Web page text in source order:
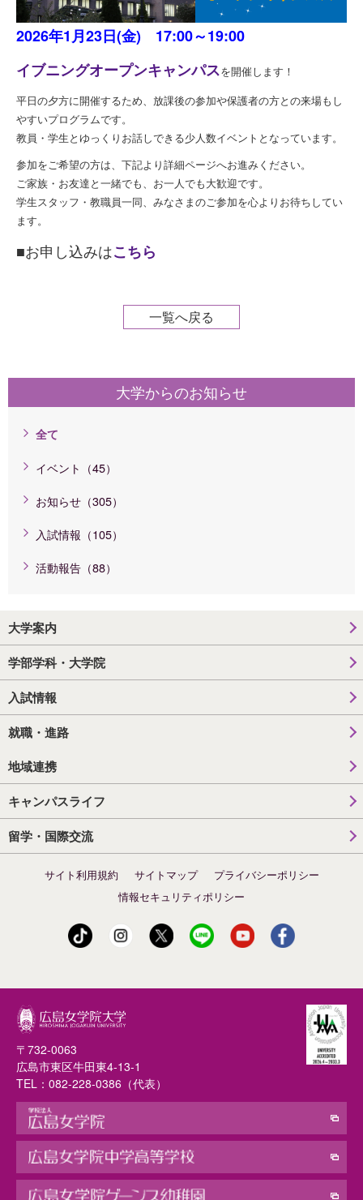
2026年1月23日(金) 17:00～19:00
イブニングオープンキャンパスを開催します！
平日の夕方に開催するため、放課後の参加や保護者の方との来場もし
やすいプログラムです。
教員・学生とゆっくりお話しできる少人数イベントとなっています。
参加をご希望の方は、下記より詳細ページへお進みください。
ご家族・お友達と一緒でも、お一人でも大歓迎です。
学生スタッフ・教職員一同、みなさまのご参加を心よりお待ちしてい
ます。
■お申し込みはこちら
一覧へ戻る
大学からのお知らせ
全て
イベント（45）
お知らせ（305）
入試情報（105）
活動報告（88）
大学案内
学部学科・大学院
入試情報
就職・進路
地域連携
キャンパスライフ
留学・国際交流
サイト利用規約 サイトマップ
プライバシーポリシー
情報セキュリティポリシー
〒732-0063
広島市東区牛田東4-13-1
TEL： 082-228-0386 （代表）